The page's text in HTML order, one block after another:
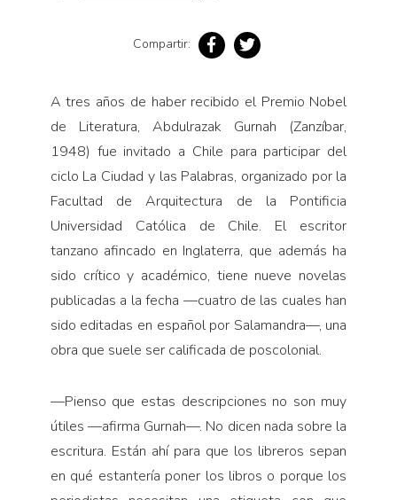
Compartir:
A tres años de haber recibido el Premio Nobel
de Literatura, Abdulrazak Gurnah (Zanzíbar,
1948) fue invitado a Chile para participar del
ciclo La Ciudad y las Palabras, organizado por la
Facultad de Arquitectura de la Pontificia
Universidad Católica de Chile. El escritor
tanzano afincado en Inglaterra, que además ha
sido crítico y académico, tiene nueve novelas
publicadas a la fecha —cuatro de las cuales han
sido editadas en español por Salamandra—, una
obra que suele ser calificada de poscolonial.
—Pienso que estas descripciones no son muy
útiles —afirma Gurnah—. No dicen nada sobre la
escritura. Están ahí para que los libreros sepan
en qué estantería poner los libros o porque los